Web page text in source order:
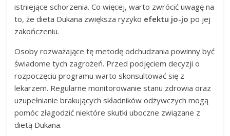
istniejące schorzenia. Co więcej, warto zwrócić uwagę na
to, że dieta Dukana zwiększa ryzyko efektu jo-jo po jej
zakończeniu.
Osoby rozważające tę metodę odchudzania powinny być
świadome tych zagrożeń. Przed podjęciem decyzji o
rozpoczęciu programu warto skonsultować się z
lekarzem. Regularne monitorowanie stanu zdrowia oraz
uzupełnianie brakujących składników odżywczych mogą
pomóc złagodzić niektóre skutki uboczne związane z
dietą Dukana.